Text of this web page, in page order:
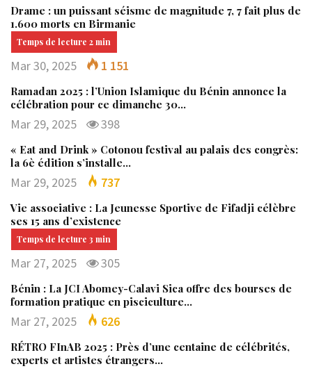
Drame : un puissant séisme de magnitude 7, 7 fait plus de
1.600 morts en Birmanie
Mar 30, 2025 1 151
Ramadan 2025 : l’Union Islamique du Bénin annonce la
célébration pour ce dimanche 30…
Mar 29, 2025 398
« Eat and Drink » Cotonou festival au palais des congrès:
la 6è édition s’installe…
Mar 29, 2025 737
Vie associative : La Jeunesse Sportive de Fifadji célèbre
ses 15 ans d’existence
Mar 27, 2025 305
Bénin : La JCI Abomey-Calavi Sica offre des bourses de
formation pratique en pisciculture…
Mar 27, 2025 626
RÉTRO FInAB 2025 : Près d’une centaine de célébrités,
experts et artistes étrangers…